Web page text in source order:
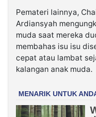
Pemateri lainnya,
Ardiansyah
muda saat mereka
membahas isu isu
cepat atau lambat
kalangan anak muda.